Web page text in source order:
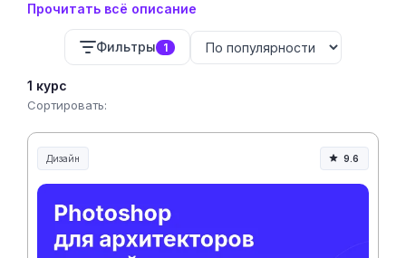
который отвечает за визуальный мир постановки.
Мы изучили программу обучения, чтобы убедиться:
курс дает реальные навыки работы с
пространством, светом и костюмами, а не только
теорию из учебников.
Прочитать всё описание
Фильтры 1
1 курс
Сортировать:
Дизайн 9.6